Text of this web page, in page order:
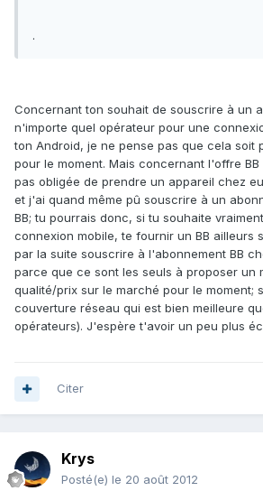
.
Concernant ton souhait de souscrire à un
n'importe quel opérateur pour une
ton Android, je ne pense pas que cela soit
pour le moment. Mais concernant l'offre
pas obligée de prendre un appareil chez
et j'ai quand même pû souscrire à un
BB; tu pourrais donc, si tu souhaite
connexion mobile, te fournir un BB ailleurs
par la suite souscrire à l'abonnement BB
parce que ce sont les seuls à proposer un
qualité/prix sur le marché pour le moment;
couverture réseau qui est bien meilleure
opérateurs). J'espère t'avoir un peu plus
Citer
Krys
Posté(e) le 20 août 2012